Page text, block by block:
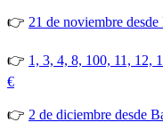
👉 21 de noviembre
👉 1, 3, 4, 8, 100, 11, 12,
€
👉 2 de diciembre desde